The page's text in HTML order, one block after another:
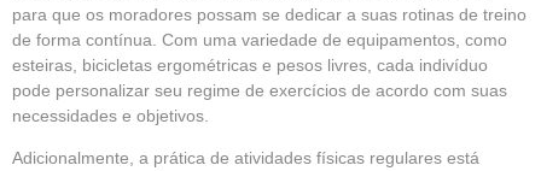
para que os moradores possam se dedicar a suas rotinas de treino
de forma contínua. Com uma variedade de equipamentos, como
esteiras, bicicletas ergométricas e pesos livres, cada indivíduo
pode personalizar seu regime de exercícios de acordo com suas
necessidades e objetivos.
Adicionalmente, a prática de atividades físicas regulares está